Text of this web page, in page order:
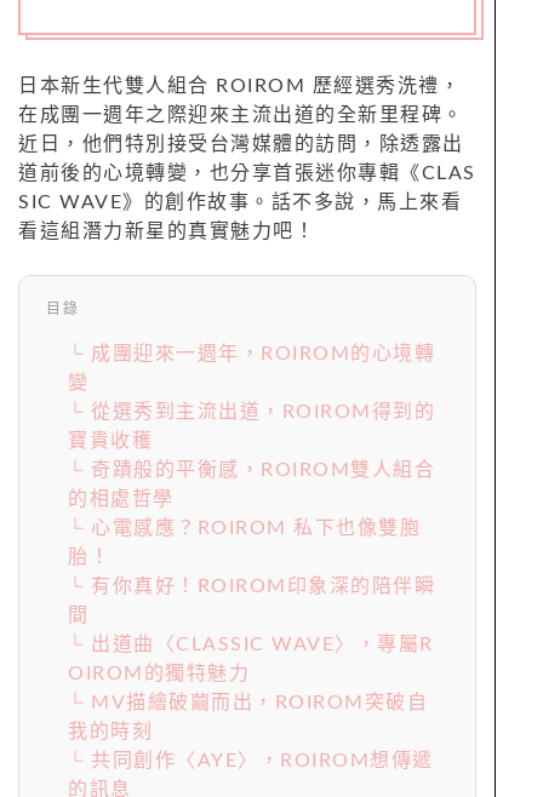
日本新生代雙人組合 ROIROM 歷經選秀洗禮，
在成團一週年之際迎來主流出道的全新里程碑。
近日，他們特別接受台灣媒體的訪問，除透露出
道前後的心境轉變，也分享首張迷你專輯《CLAS
SIC WAVE》的創作故事。話不多說，馬上來看
看這組潛力新星的真實魅力吧！
目錄
└ 成團迎來一週年，ROIROM的心境轉
變
└ 從選秀到主流出道，ROIROM得到的
寶貴收穫
└ 奇蹟般的平衡感，ROIROM雙人組合
的相處哲學
└ 心電感應？ROIROM 私下也像雙胞
胎！
└ 有你真好！ROIROM印象深的陪伴瞬
間
└ 出道曲〈CLASSIC WAVE〉，專屬R
OIROM的獨特魅力
└ MV描繪破繭而出，ROIROM突破自
我的時刻
└ 共同創作〈AYE〉，ROIROM想傳遞
的訊息